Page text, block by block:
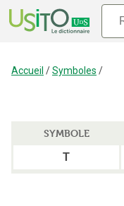
Accueil /Symboles /
SYMBOLE
T